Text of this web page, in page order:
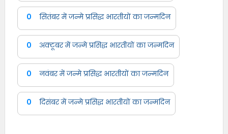
0 सितंबर में जन्मे प्रसिद्ध भारतीयों का जन्मदिन
0 अक्टूबर में जन्मे प्रसिद्ध भारतीयों का जन्मदिन
0 नवंबर में जन्मे प्रसिद्ध भारतीयों का जन्मदिन
0 दिसंबर में जन्मे प्रसिद्ध भारतीयों का जन्मदिन